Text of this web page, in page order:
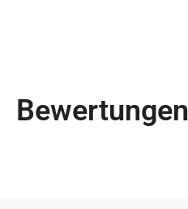
Bewertungen